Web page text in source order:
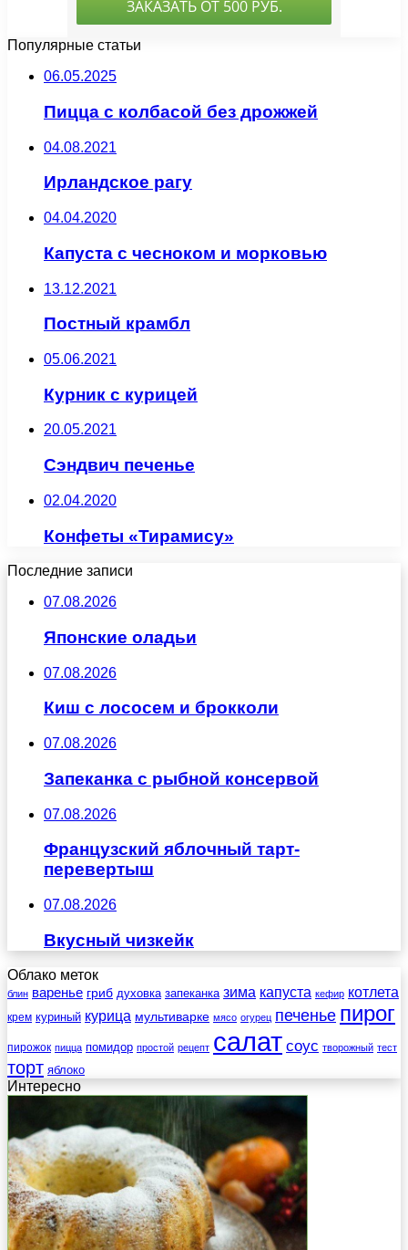
Популярные статьи
06.05.2025
Пицца с колбасой без дрожжей
04.08.2021
Ирландское рагу
04.04.2020
Капуста с чесноком и морковью
13.12.2021
Постный крамбл
05.06.2021
Курник с курицей
20.05.2021
Сэндвич печенье
02.04.2020
Конфеты «Тирамису»
Последние записи
07.08.2026
Японские оладьи
07.08.2026
Киш с лососем и брокколи
07.08.2026
Запеканка с рыбной консервой
07.08.2026
Французский яблочный тарт-
перевертыш
07.08.2026
Вкусный чизкейк
Облако меток
блин варенье гриб духовка запеканка зима капуста кефир котлета
крем куриный курица мультиварке мясо огурец печенье пирог
пирожок пицца помидор простой рецепт салат соус творожный тест
торт яблоко
Интересно